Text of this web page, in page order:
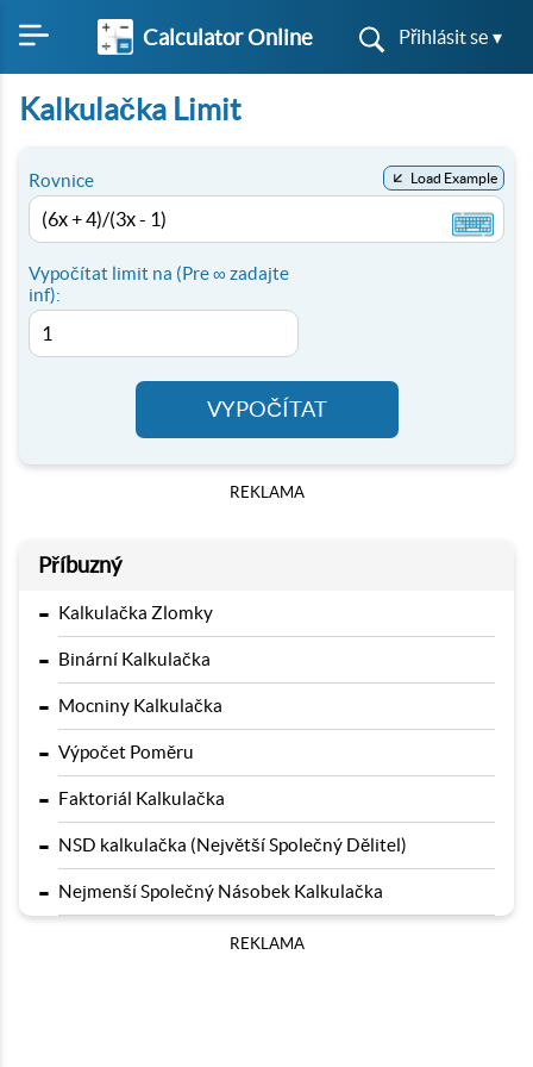
Calculator Online Přihlásit se ▾
Kalkulačka Limit
Rovnice Load Example
Vypočítat limit na (Pre ∞ zadajte
inf):
VYPOČÍTAT
REKLAMA
Příbuzný
- Kalkulačka Zlomky
- Binární Kalkulačka
- Mocniny Kalkulačka
- Výpočet Poměru
- Faktoriál Kalkulačka
- NSD kalkulačka (Největší Společný Dělitel)
- Nejmenší Společný Násobek Kalkulačka
REKLAMA